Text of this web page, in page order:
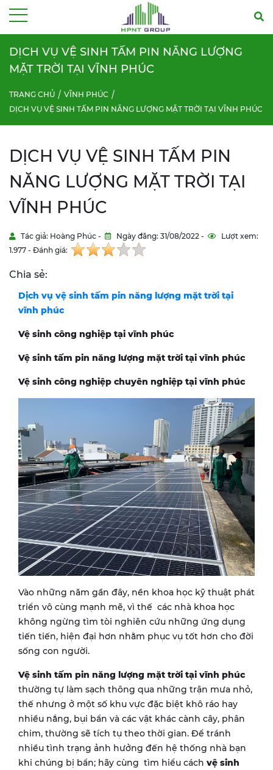
DỊCH VỤ VỆ SINH TẤM PIN NĂNG LƯỢNG
MẶT TRỜI TẠI VĨNH PHÚC
TRANG CHỦ
VĨNH PHÚC
DỊCH VỤ VỆ SINH TẤM PIN NĂNG LƯỢNG MẶT TRỜI TẠI VĨNH PHÚC
DỊCH VỤ VỆ SINH TẤM PIN
NĂNG LƯỢNG MẶT TRỜI TẠI
VĨNH PHÚC
Tác giả: Hoàng Phúc - Ngày đăng: 31/08/2022 -
Lượt xem:
1.977 - Đánh giá:
Chia sẻ:
Dịch vụ vệ sinh tấm pin năng lượng mặt trời tại
vĩnh phúc
Vệ sinh công nghiệp tại vĩnh phúc
Vệ sinh tấm pin năng lượng mặt trời tại vĩnh phúc
Vệ sinh công nghiệp chuyên nghiệp tại vĩnh phúc
Vào những năm gần đây, nền khoa học kỹ thuật phát
triển vô cùng mạnh mẽ, vì thế các nhà khoa học
không ngừng tìm tòi nghiên cứu những ứng dụng
tiến tiến, hiện đại hơn nhằm phục vụ tốt hơn cho đời
sống con người.
Vệ sinh tấm pin năng lượng mặt trời tại vĩnh phúc
thường tự làm sạch thông qua những trận mưa nhỏ,
thế nhưng ở một số khu vực đặc biệt khô ráo hay
nhiều nắng, bụi bẩn và các vật khác cành cây, phân
chim, thường sẽ tích tụ theo thời gian. Để tránh
nhiều tình trạng ảnh hưởng đến hệ thống nhà bạn
khi chúng bị bẩn; hãy cùng tìm hiểu cách vệ sinh